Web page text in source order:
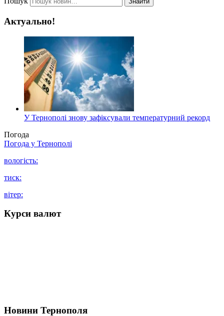
Актуально!
У Тернополі знову зафіксували температурний рекорд
Погода
Погода у Тернополі
вологість:
тиск:
вітер:
Курси валют
Новини Тернополя